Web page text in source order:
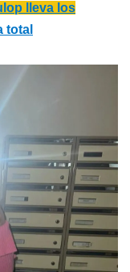
lleva los
total